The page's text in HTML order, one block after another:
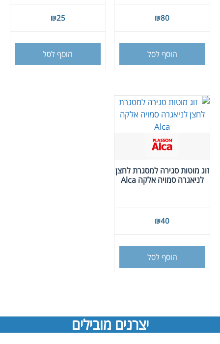
₪80
הוסף לסל
₪25
הוסף לסל
זוג מוטות סגירה למסגרת לחצן
לניאגרה סמויה אלקה Alca
₪40
הוסף לסל
יצרנים מובילים